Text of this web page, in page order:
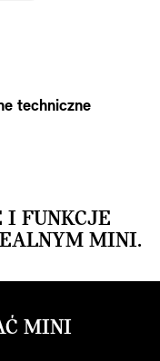
techniczne
I FUNKCJE
MINI.
MINI